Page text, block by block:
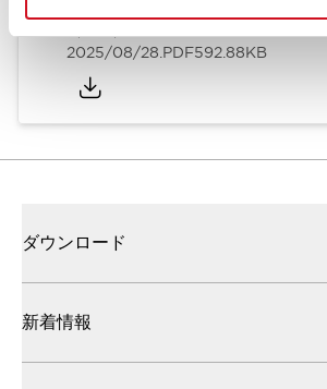
2025/08/28.PDF592.88KB
ダウンロード
新着情報